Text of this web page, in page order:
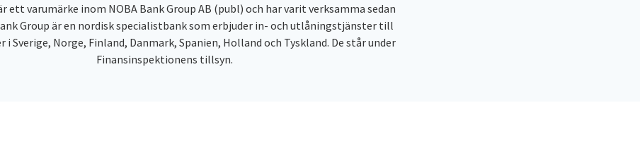
ett varumärke inom NOBA Bank Group AB (publ) och har varit verksamma sedan
Group är en nordisk specialistbank som erbjuder in- och utlåningstjänster till
i Sverige, Norge, Finland, Danmark, Spanien, Holland och Tyskland. De står under
Finansinspektionens tillsyn.